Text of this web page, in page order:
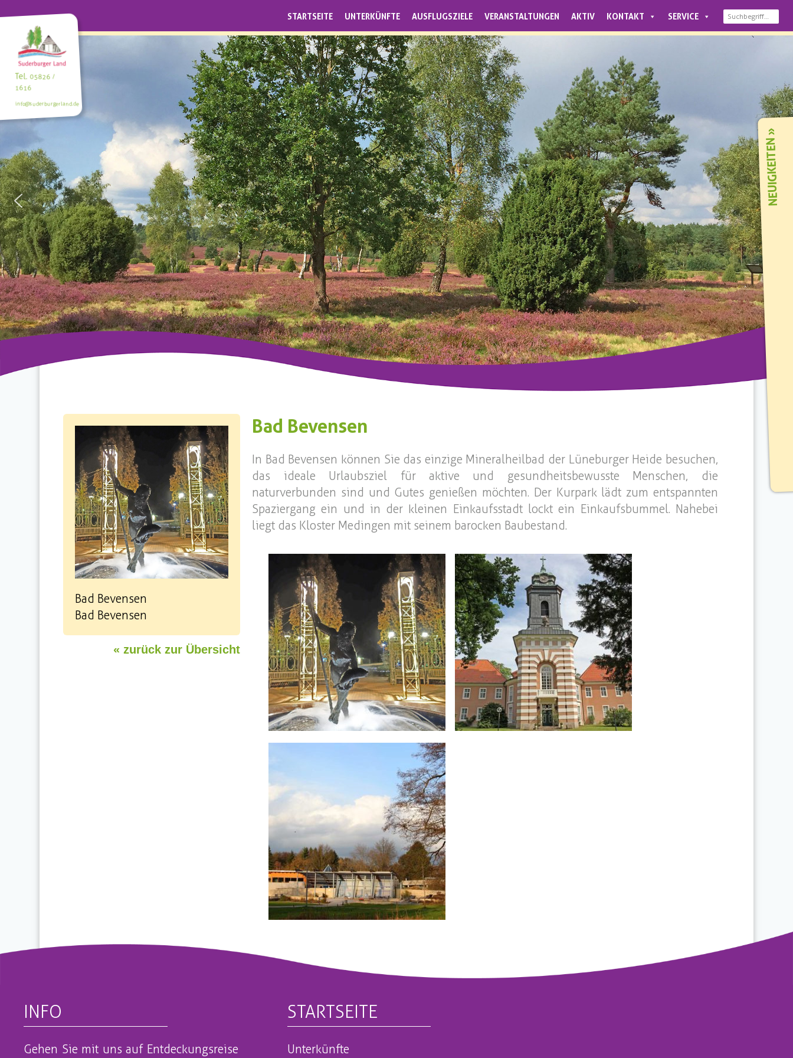
STARTSEITE UNTERKÜNFTE AUSFLUGSZIELE VERANSTALTUNGEN AKTIV KONTAKT SERVICE
Tel.05826 /
1616
info@suderburgerland.de
Bad Bevensen
Bad Bevensen
« zurück zur Übersicht
Bad Bevensen
In Bad Bevensen können Sie das einzige Mineralheilbad der Lüneburger Heide besuchen,
das ideale Urlaubsziel für aktive und gesundheitsbewusste Menschen, die
naturverbunden sind und Gutes genießen möchten. Der Kurpark lädt zum entspannten
Spaziergang ein und in der kleinen Einkaufsstadt lockt ein Einkaufsbummel. Nahebei
liegt das Kloster Medingen mit seinem barocken Baubestand.
NEUIGKEITEN
INFO
Gehen Sie mit uns auf Entdeckungsreise
STARTSEITE
Unterkünfte